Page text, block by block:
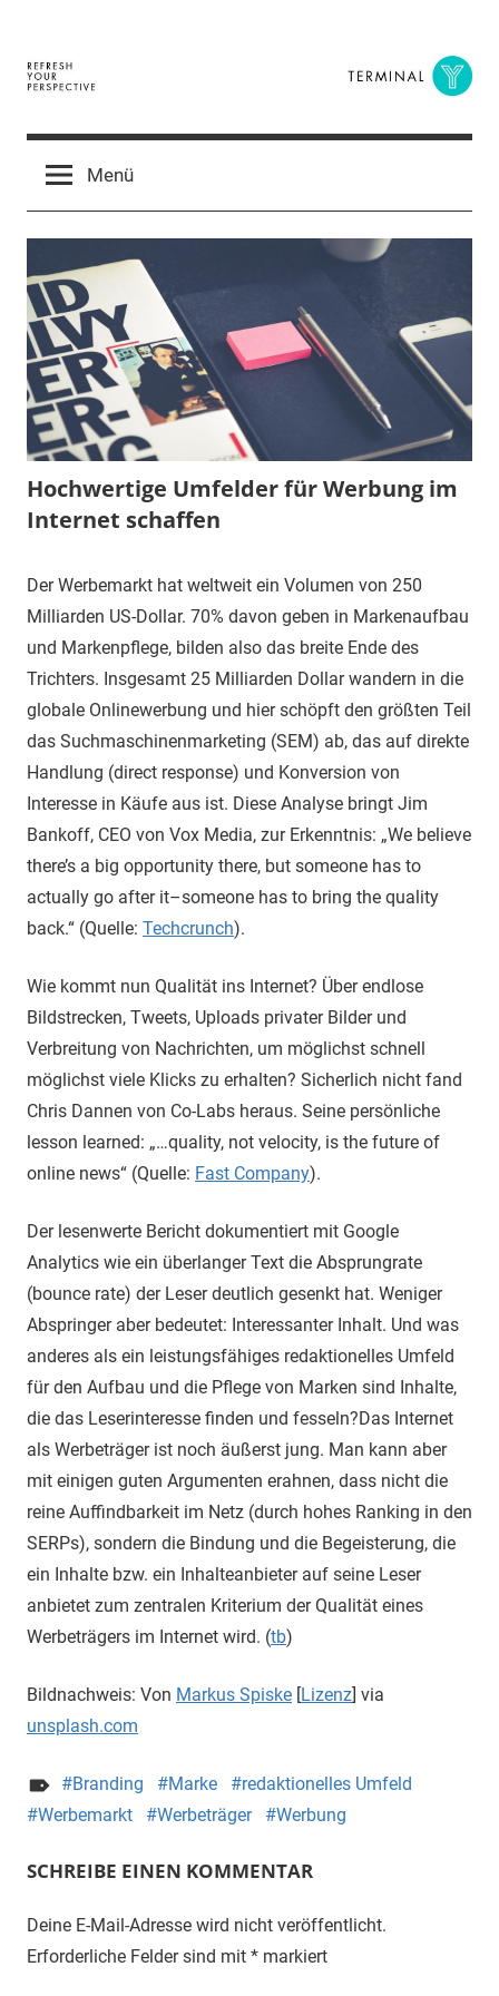
springen
Terminal
Y
Digital
BusinessMenü
Hochwertige Umfelder für Werbung im
Internet schaffen
25.
Juli
2019
terminal-
y
Sapere
aude
Der Werbemarkt hat weltweit ein Volumen von 250
Milliarden US-Dollar. 70% davon geben in Markenaufbau
und Markenpflege, bilden also das breite Ende des
Trichters. Insgesamt 25 Milliarden Dollar wandern in die
globale Onlinewerbung und hier schöpft den größten Teil
das Suchmaschinenmarketing (SEM) ab, das auf direkte
Handlung (direct response) und Konversion von
Interesse in Käufe aus ist. Diese Analyse bringt Jim
Bankoff, CEO von Vox Media, zur Erkenntnis: „We believe
there’s a big opportunity there, but someone has to
actually go after it–someone has to bring the quality
back.“ (Quelle: Techcrunch).
Wie kommt nun Qualität ins Internet? Über endlose
Bildstrecken, Tweets, Uploads privater Bilder und
Verbreitung von Nachrichten, um möglichst schnell
möglichst viele Klicks zu erhalten? Sicherlich nicht fand
Chris Dannen von Co-Labs heraus. Seine persönliche
lesson learned: „…quality, not velocity, is the future of
online news“ (Quelle: Fast Company).
Der lesenwerte Bericht dokumentiert mit Google
Analytics wie ein überlanger Text die Absprungrate
(bounce rate) der Leser deutlich gesenkt hat. Weniger
Abspringer aber bedeutet: Interessanter Inhalt. Und was
anderes als ein leistungsfähiges redaktionelles Umfeld
für den Aufbau und die Pflege von Marken sind Inhalte,
die das Leserinteresse finden und fesseln?Das Internet
als Werbeträger ist noch äußerst jung. Man kann aber
mit einigen guten Argumenten erahnen, dass nicht die
reine Auffindbarkeit im Netz (durch hohes Ranking in den
SERPs), sondern die Bindung und die Begeisterung, die
ein Inhalte bzw. ein Inhalteanbieter auf seine Leser
anbietet zum zentralen Kriterium der Qualität eines
Werbeträgers im Internet wird. (tb)
Bildnachweis: Von Markus Spiske [Lizenz] via
unsplash.com
Branding Marke
redaktionelles Umfeld
Werbemarkt
Werbeträger Werbung
SCHREIBE EINEN KOMMENTAR
Deine E-Mail-Adresse wird nicht veröffentlicht.
Erforderliche Felder sind mit * markiert